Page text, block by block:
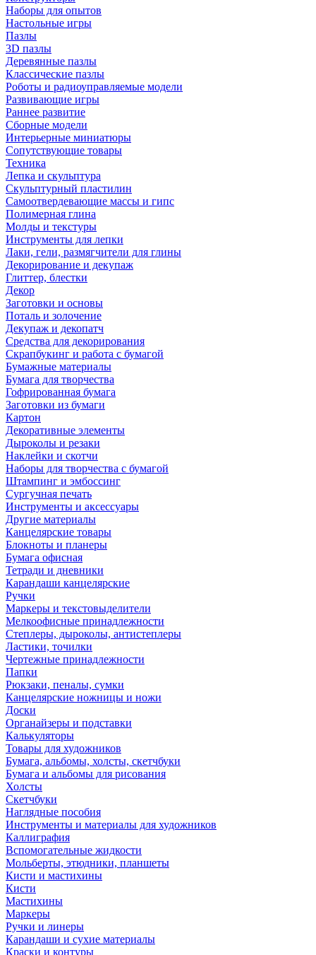
Наборы для опытов
Настольные игры
Пазлы
3D пазлы
Деревянные пазлы
Классические пазлы
Роботы и радиоуправляемые модели
Развивающие игры
Раннее развитие
Сборные модели
Интерьерные миниатюры
Сопутствующие товары
Техника
Лепка и скульптура
Скульптурный пластилин
Самоотвердевающие массы и гипс
Полимерная глина
Молды и текстуры
Инструменты для лепки
Лаки, гели, размягчители для глины
Декорирование и декупаж
Глиттер, блестки
Декор
Заготовки и основы
Поталь и золочение
Декупаж и декопатч
Средства для декорирования
Скрапбукинг и работа с бумагой
Бумажные материалы
Бумага для творчества
Гофрированная бумага
Заготовки из бумаги
Картон
Декоративные элементы
Дыроколы и резаки
Наклейки и скотчи
Наборы для творчества с бумагой
Штампинг и эмбоссинг
Сургучная печать
Инструменты и аксессуары
Другие материалы
Канцелярские товары
Блокноты и планеры
Бумага офисная
Тетради и дневники
Карандаши канцелярские
Ручки
Маркеры и текстовыделители
Мелкоофисные принадлежности
Степлеры, дыроколы, антистеплеры
Ластики, точилки
Чертежные принадлежности
Папки
Рюкзаки, пеналы, сумки
Канцелярские ножницы и ножи
Доски
Органайзеры и подставки
Калькуляторы
Товары для художников
Бумага, альбомы, холсты, скетчбуки
Бумага и альбомы для рисования
Холсты
Скетчбуки
Наглядные пособия
Инструменты и материалы для художников
Каллиграфия
Вспомогательные жидкости
Мольберты, этюдники, планшеты
Кисти и мастихины
Кисти
Мастихины
Маркеры
Ручки и линеры
Карандаши и сухие материалы
Краски и контуры